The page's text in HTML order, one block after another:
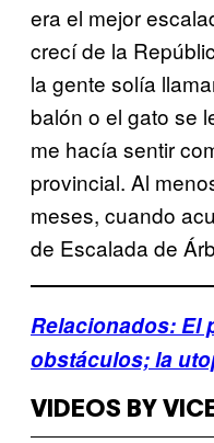
era el mejor
crecí de la
la gente solía
balón o el gato se
me hacía sentir
provincial. Al
meses, cuando
de Escalada de
Relacionados: El
obstáculos; la
VIDEOS BY